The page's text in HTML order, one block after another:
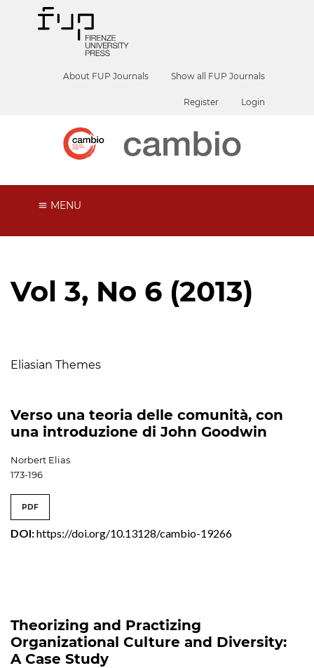
About FUP Journals Show all FUP Journals
Register Login
MENU
Vol 3, No 6 (2013)
Eliasian Themes
Verso una teoria delle comunità, con
una introduzione di John Goodwin
Norbert Elias
173-196
PDF
DOI:https://doi.org/10.13128/cambio-19266
Theorizing and Practizing
Organizational Culture and Diversity:
A Case Study